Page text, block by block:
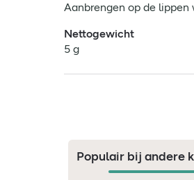
Aanbrengen op de lippen
Nettogewicht
5 g
Populair bij andere